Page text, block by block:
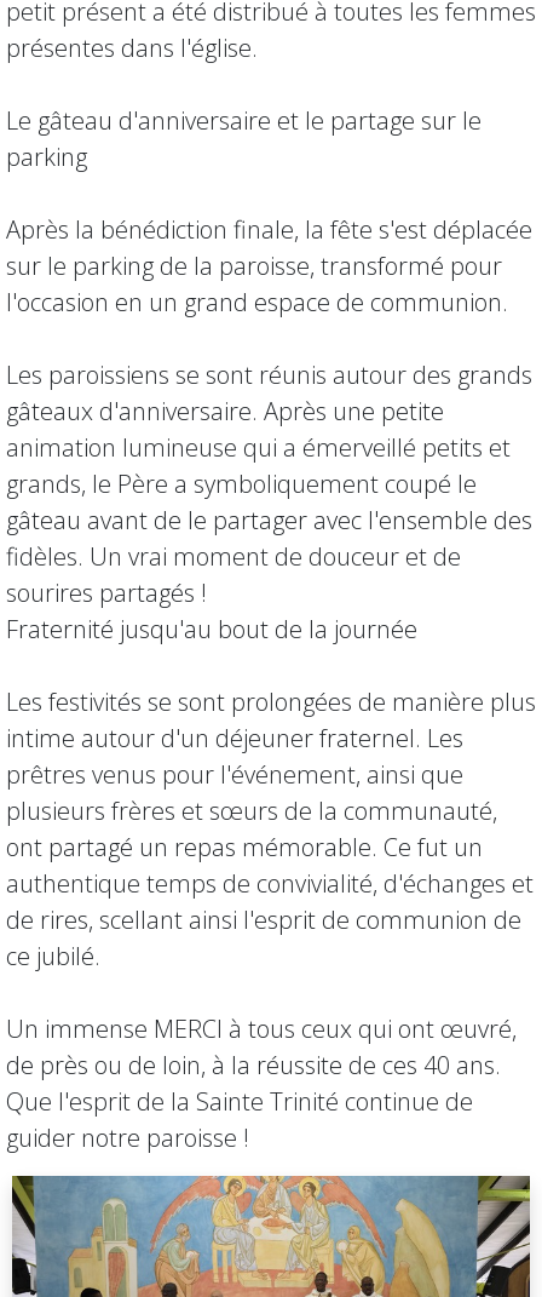
petit présent a été distribué à toutes les femmes
présentes dans l'église.
Le gâteau d'anniversaire et le partage sur le
parking
Après la bénédiction finale, la fête s'est déplacée
sur le parking de la paroisse, transformé pour
l'occasion en un grand espace de communion.
Les paroissiens se sont réunis autour des grands
gâteaux d'anniversaire. Après une petite
animation lumineuse qui a émerveillé petits et
grands, le Père a symboliquement coupé le
gâteau avant de le partager avec l'ensemble des
fidèles. Un vrai moment de douceur et de
sourires partagés !
Fraternité jusqu'au bout de la journée
Les festivités se sont prolongées de manière plus
intime autour d'un déjeuner fraternel. Les
prêtres venus pour l'événement, ainsi que
plusieurs frères et sœurs de la communauté,
ont partagé un repas mémorable. Ce fut un
authentique temps de convivialité, d'échanges et
de rires, scellant ainsi l'esprit de communion de
ce jubilé.
Un immense MERCI à tous ceux qui ont œuvré,
de près ou de loin, à la réussite de ces 40 ans.
Que l'esprit de la Sainte Trinité continue de
guider notre paroisse !